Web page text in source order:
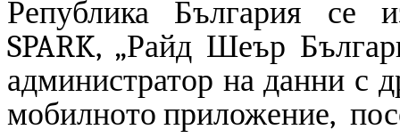
Република България се
SPARK, „Райд Шеър
администратор на данни с
мобилното приложение,